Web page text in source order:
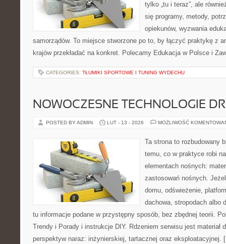
tylko „tu i teraz”, ale
się programy, metody,
opiekunów, wyzwania
samorządów. To miejsce stworzone po to, by łączyć praktykę z
krajów przekładać na konkret. Polecamy Edukacja w Polsce i
CATEGORIES: TŁUMIKI SPORTOWE I TUNING WYDECHU
NOWOCZESNE TECHNOLOGIE
POSTED BY ADMIN LUT - 13 - 2026 MOŻLIWOŚĆ
Ta strona to rozbudowany
temu, co w praktyce robi
elementach nośnych:
zastosowań nośnych.
domu, odświeżenie,
dachowa, stropodach albo
tu informacje podane w przystępny sposób, bez zbędnej teorii.
Trendy i Porady i instrukcje DIY. Rdzeniem serwisu jest materiał
perspektyw naraz: inżynierskiej, tartacznej oraz eksploatacyjnej.